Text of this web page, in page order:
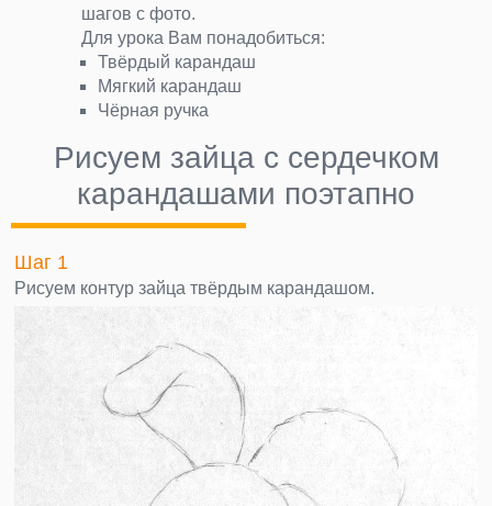
шагов с фото.
Для урока Вам понадобиться:
Твёрдый карандаш
Мягкий карандаш
Чёрная ручка
Рисуем зайца с сердечком
карандашами поэтапно
Шаг 1
Рисуем контур зайца твёрдым карандашом.